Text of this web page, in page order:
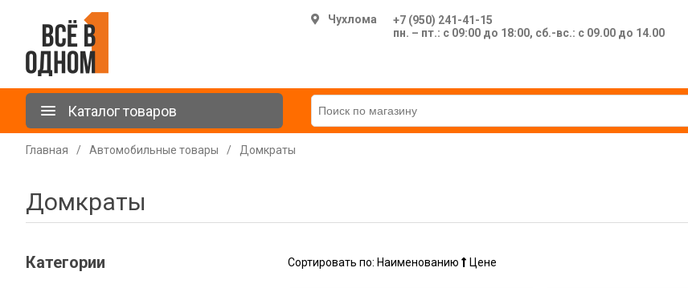
Чухлома
+7 (950) 241-41-15
пн. – пт.: с 09:00 до 18:00, сб.-вс.: с 09.00 до 14.00
Каталог товаров
Главная / Автомобильные товары / Домкраты
Домкраты
Категории Сортировать по: Наименованию Цене